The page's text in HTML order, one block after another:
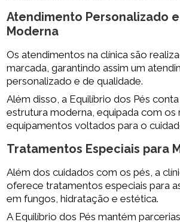
Atendimento Personalizado
Moderna
Os atendimentos na clínica são
marcada, garantindo assim um
personalizado e de qualidade.
Além disso, a Equilíbrio dos Pés
estrutura moderna, equipada com os
equipamentos voltados para o
Tratamentos Especiais para
Além dos cuidados com os pés, a
oferece tratamentos especiais para
em fungos, hidratação e estética.
A Equilíbrio dos Pés mantém